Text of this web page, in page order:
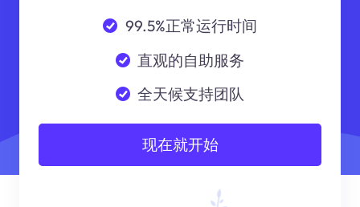
99.5%正常运行时间
直观的自助服务
全天候支持团队
现在就开始